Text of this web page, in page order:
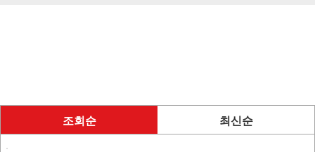
조회순 최신순